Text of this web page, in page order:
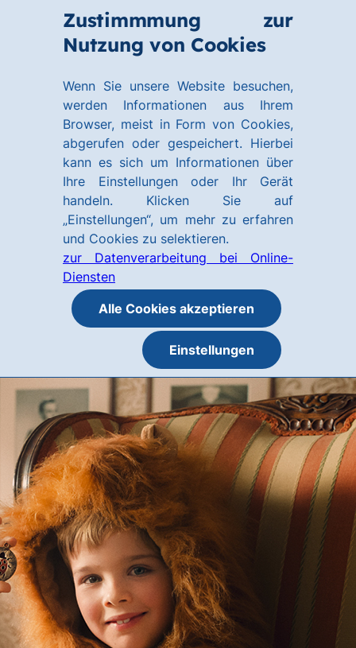
Zustimmmung zur
Nutzung von Cookies
Wenn Sie unsere Website besuchen,
werden Informationen aus Ihrem
Browser, meist in Form von Cookies,
abgerufen oder gespeichert. Hierbei
kann es sich um Informationen über
Ihre Einstellungen oder Ihr Gerät
handeln. Klicken Sie auf
„Einstellungen“, um mehr zu erfahren
und Cookies zu selektieren.
zur Datenverarbeitung bei Online-
Diensten
Alle Cookies akzeptieren
Einstellungen
Hauptinhalt